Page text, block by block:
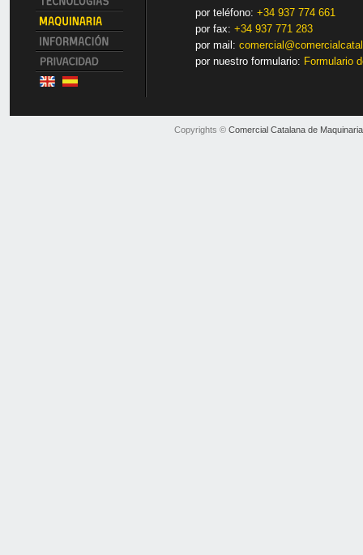
por teléfono: +34 937 774 661
por fax: +34 937 771 283
por mail:
por nuestro formulario: Formulario
Copyrights © Comercial Catalana de